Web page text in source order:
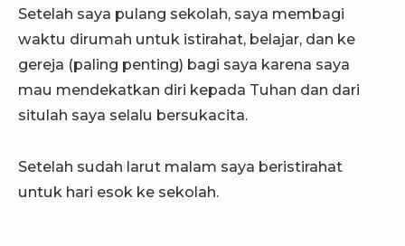
Setelah saya pulang sekolah, saya membagi
waktu dirumah untuk istirahat, belajar, dan ke
gereja (paling penting) bagi saya karena saya
mau mendekatkan diri kepada Tuhan dan dari
situlah saya selalu bersukacita.
Setelah sudah larut malam saya beristirahat
untuk hari esok ke sekolah.